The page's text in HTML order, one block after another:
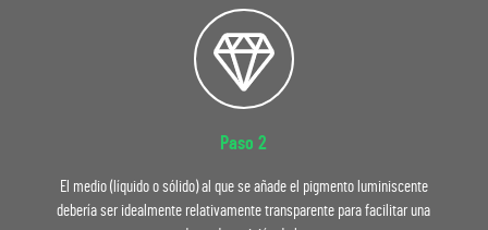
Paso 2
El medio (líquido o sólido) al que se añade el pigmento luminiscente
debería ser idealmente relativamente transparente para facilitar una